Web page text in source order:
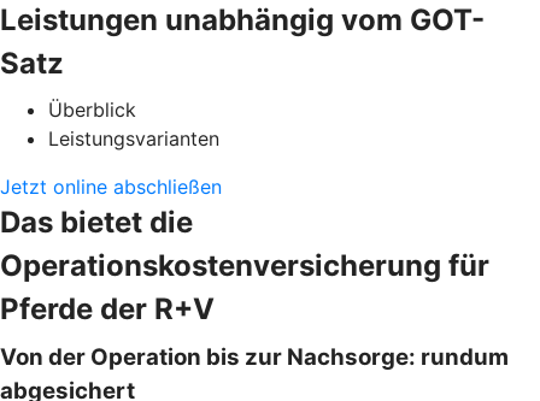
Leistungen unabhängig vom GOT-
Satz
Überblick
Leistungsvarianten
Jetzt online abschließen
Das bietet die
Operationskostenversicherung für
Pferde der R+V
Von der Operation bis zur Nachsorge: rundum
abgesichert